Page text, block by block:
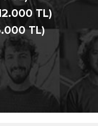
TL)
TL)